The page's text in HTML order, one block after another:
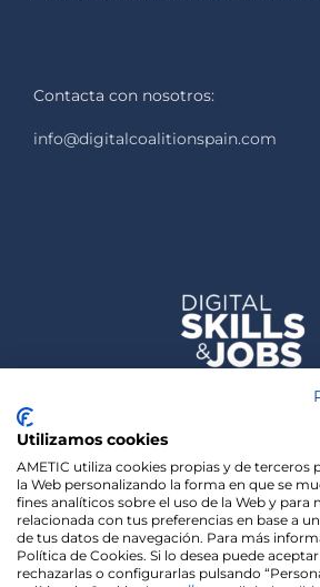
Contacta con nosotros:
info@digitalcoalitionspain.com
Utilizamos cookies
AMETIC utiliza cookies propias y de terceros
la Web personalizando la forma en que se
fines analíticos sobre el uso de la Web y
relacionada con tus preferencias en base a
de tus datos de navegación. Para más
Política de Cookies. Si lo desea puede
rechazarlas o configurarlas pulsando